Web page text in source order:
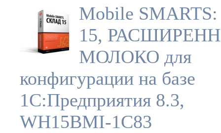
Mobile
15,
МОЛОКО для
конфигурации на базе
1С:Предприятия 8.3,
WH15BMI-1C83